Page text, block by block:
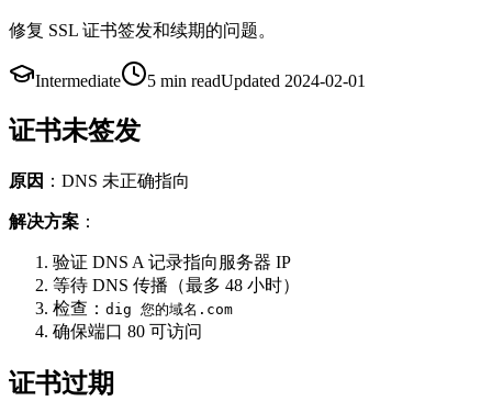
修复 SSL 证书签发和续期的问题。
Intermediate 5 min readUpdated 2024-02-01
证书未签发
原因 ：DNS 未正确指向
解决方案 ：
验证 DNS A 记录指向服务器 IP
等待 DNS 传播（最多 48 小时）
检查： dig 您的域名.com
确保端口 80 可访问
证书过期